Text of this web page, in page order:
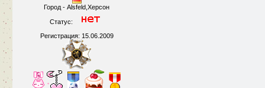
Город - Alsfeld,Херсон
Статус:
Регистрация: 15.06.2009